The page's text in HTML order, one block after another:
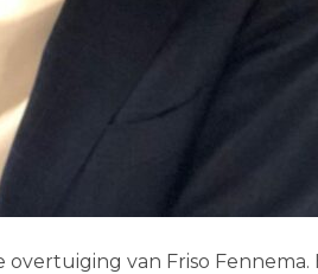
overtuiging van Friso